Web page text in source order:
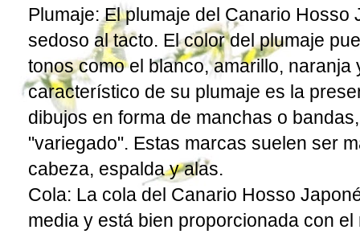
Plumaje: El plumaje del Canario Hosso
sedoso al tacto. El color del plumaje
tonos como el blanco, amarillo, naranja
característico de su plumaje es la
dibujos en forma de manchas o
"variegado". Estas marcas suelen ser
cabeza, espalda y alas.
Cola: La cola del Canario Hosso
media y está bien proporcionada con